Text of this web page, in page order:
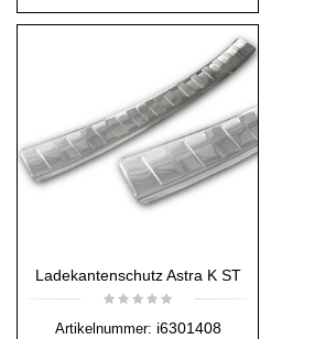
Ladekantenschutz Astra K ST
Artikelnummer: i6301408